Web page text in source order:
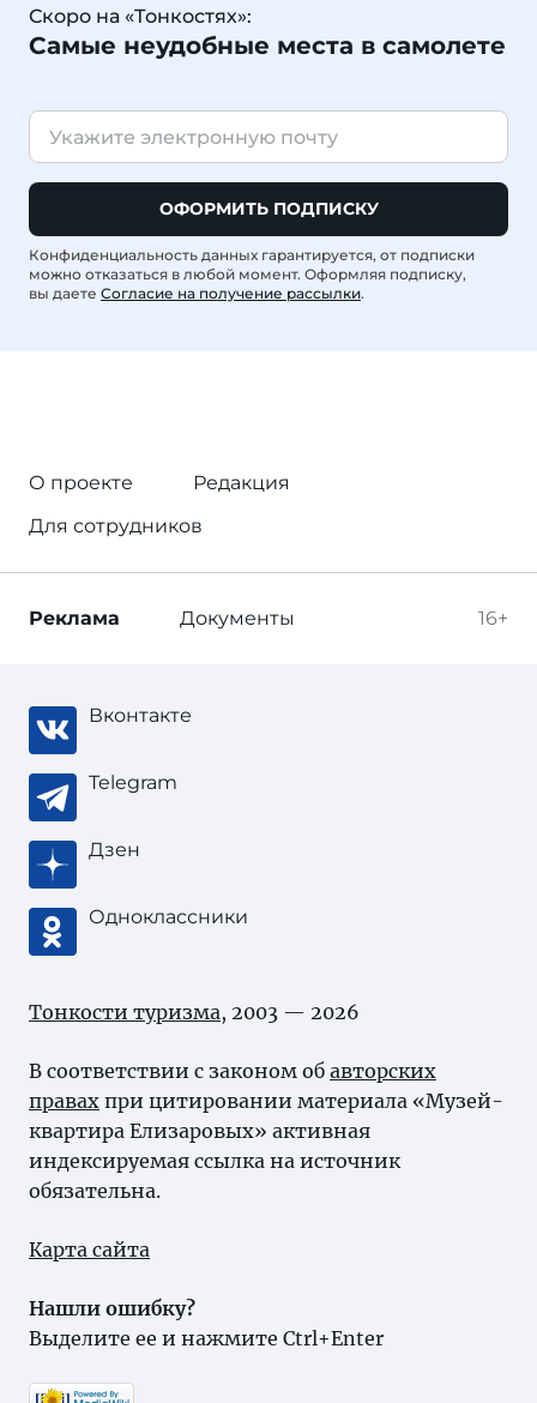
Скоро на «Тонкостях»:
Самые неудобные места в самолете
ОФОРМИТЬ ПОДПИСКУ
Конфиденциальность данных гарантируется, от подписки
можно отказаться в любой момент. Оформляя подписку,
вы даете Согласие на получение рассылки.
О проекте
Редакция
Для сотрудников
16+
Реклама Документы
Вконтакте
Telegram
Дзен
Одноклассники
Тонкости туризма, 2003 — 2026
В соответствии с законом об авторских
правах при цитировании материала «Музей-
квартира Елизаровых» активная
индексируемая ссылка на источник
обязательна.
Карта сайта
Нашли ошибку?
Выделите ее и нажмите Ctrl+Enter